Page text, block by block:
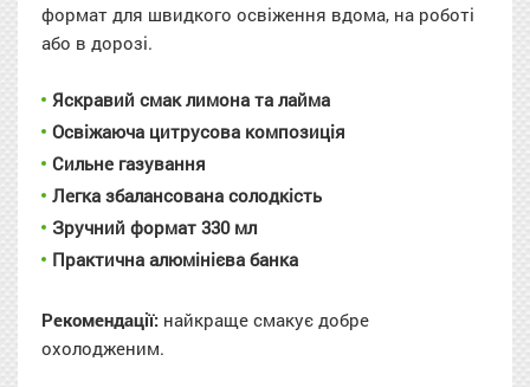
формат для швидкого освіження вдома, на роботі
або в дорозі.
Яскравий смак лимона та лайма
Освіжаюча цитрусова композиція
Сильне газування
Легка збалансована солодкість
Зручний формат 330 мл
Практична алюмінієва банка
Рекомендації: найкраще смакує добре
охолодженим.